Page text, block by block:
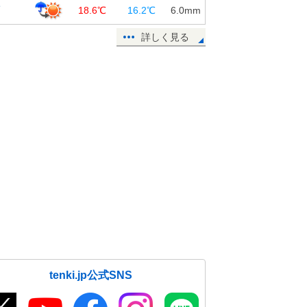
18.6℃ 16.2℃ 6.0mm
詳しく見る
tenki.jp公式SNS